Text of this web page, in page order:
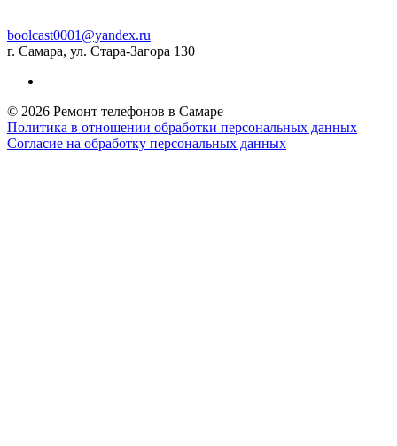
boolcast0001@yandex.ru
г. Самара, ул. Стара-Загора 130
© 2026 Ремонт телефонов в Самаре
Политика в отношении обработки персональных данных
Согласие на обработку персональных данных